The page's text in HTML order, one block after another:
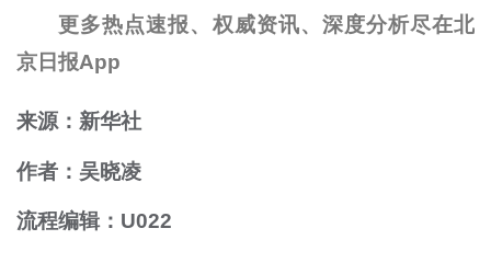
更多热点速报、权威资讯、深度分析尽在北
京日报App
来源：新华社
作者：吴晓凌
流程编辑：U022